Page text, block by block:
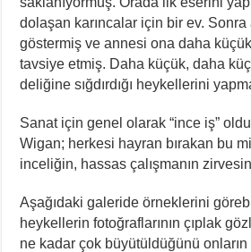
dolaşan karıncalar için bir ev.
göstermiş ve annesi ona daha küçük
tavsiye etmiş. Daha küçük, daha
deliğine sığdırdığı heykellerini
Sanat için genel olarak “ince iş”
Wigan; herkesi hayran bırakan bu
inceliğin, hassas çalışmanın
Aşağıdaki galeride örneklerini
heykellerin fotoğraflarının çıplak
ne kadar çok büyütüldüğünü